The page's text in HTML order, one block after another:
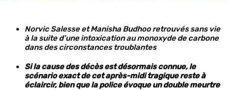
Norvic Salesse et Manisha Budhoo retrouvés sans vie
à la suite d’une intoxication au monoxyde de carbone
dans des circonstances troublantes
Si la cause des décès est désormais connue, le
scénario exact de cet après-midi tragique reste à
éclaircir, bien que la police évoque un double meurtre